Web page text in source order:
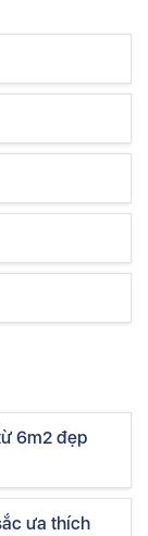
6m2 đẹp
ưa thích